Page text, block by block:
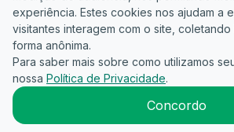
Guia do
Candidato
Para
empresas
Política de
Privacidade
2026CandidataAI
experiência. Estes cookies nos ajudam a
visitantes interagem com o site,
forma anônima.
Para saber mais sobre como utilizamos
nossa Política de Privacidade.
Concordo